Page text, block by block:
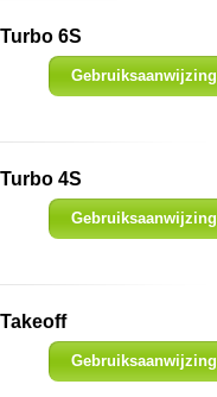
6S
Gebruiksaanwijzing
4S
Gebruiksaanwijzing
Gebruiksaanwijzing